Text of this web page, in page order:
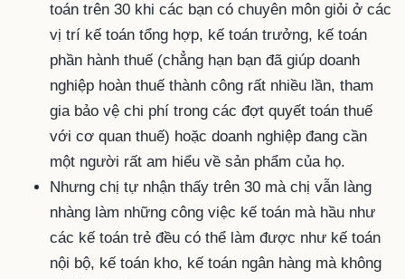
toán trên 30 khi các bạn có chuyên môn giỏi ở các
vị trí kế toán tổng hợp, kế toán trưởng, kế toán
phần hành thuế (chẳng hạn bạn đã giúp doanh
nghiệp hoàn thuế thành công rất nhiều lần, tham
gia bảo vệ chi phí trong các đợt quyết toán thuế
với cơ quan thuế) hoặc doanh nghiệp đang cần
một người rất am hiểu về sản phẩm của họ.
Nhưng chị tự nhận thấy trên 30 mà chị vẫn làng
nhàng làm những công việc kế toán mà hầu như
các kế toán trẻ đều có thể làm được như kế toán
nội bộ, kế toán kho, kế toán ngân hàng mà không